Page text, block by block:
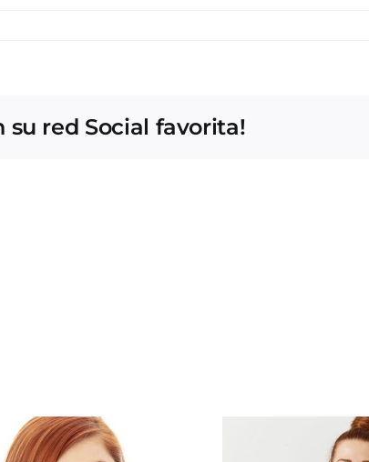
red Social favorita!